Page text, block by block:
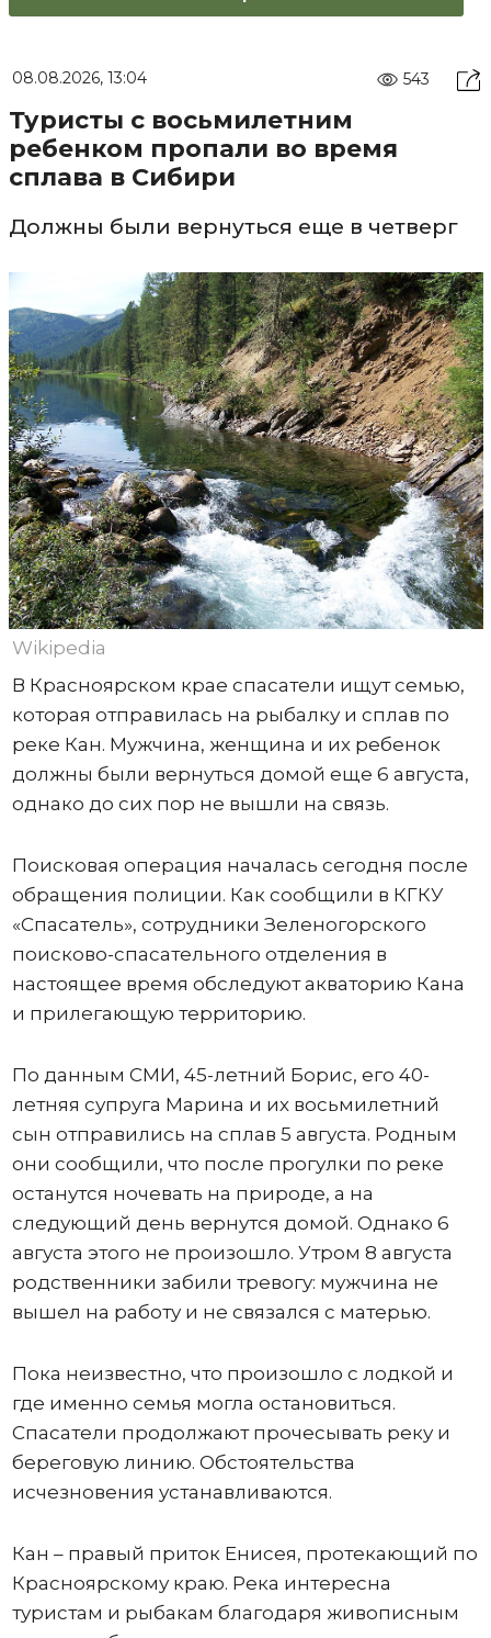
08.08.2026, 13:04 543
Туристы с восьмилетним
ребенком пропали во время
сплава в Сибири
Должны были вернуться еще в четверг
Wikipedia
В Красноярском крае спасатели ищут семью,
которая отправилась на рыбалку и сплав по
реке Кан. Мужчина, женщина и их ребенок
должны были вернуться домой еще 6 августа,
однако до сих пор не вышли на связь.
Поисковая операция началась сегодня после
обращения полиции. Как сообщили в КГКУ
«Спасатель», сотрудники Зеленогорского
поисково-спасательного отделения в
настоящее время обследуют акваторию Кана
и прилегающую территорию.
По данным СМИ, 45-летний Борис, его 40-
летняя супруга Марина и их восьмилетний
сын отправились на сплав 5 августа. Родным
они сообщили, что после прогулки по реке
останутся ночевать на природе, а на
следующий день вернутся домой. Однако 6
августа этого не произошло. Утром 8 августа
родственники забили тревогу: мужчина не
вышел на работу и не связался с матерью.
Пока неизвестно, что произошло с лодкой и
где именно семья могла остановиться.
Спасатели продолжают прочесывать реку и
береговую линию. Обстоятельства
исчезновения устанавливаются.
Кан – правый приток Енисея, протекающий по
Красноярскому краю. Река интересна
туристам и рыбакам благодаря живописным